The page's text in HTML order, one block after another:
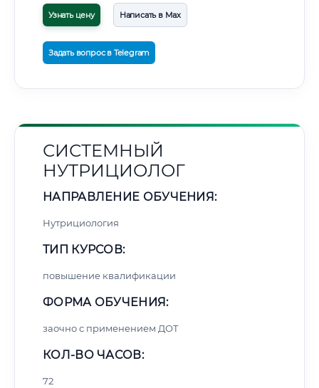
Узнать цену Написать в Max
Задать вопрос в Telegram
СИСТЕМНЫЙ
НУТРИЦИОЛОГ
НАПРАВЛЕНИЕ ОБУЧЕНИЯ:
Нутрициология
ТИП КУРСОВ:
повышение квалификации
ФОРМА ОБУЧЕНИЯ:
заочно с применением ДОТ
КОЛ-ВО ЧАСОВ:
72